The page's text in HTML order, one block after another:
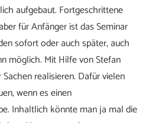
aufgebaut. Fortgeschrittene
für Anfänger ist das Seminar
sofort oder auch später, auch
möglich. Mit Hilfe von Stefan
realisieren. Dafür vielen
wenn es einen
Inhaltlich könnte man ja mal die